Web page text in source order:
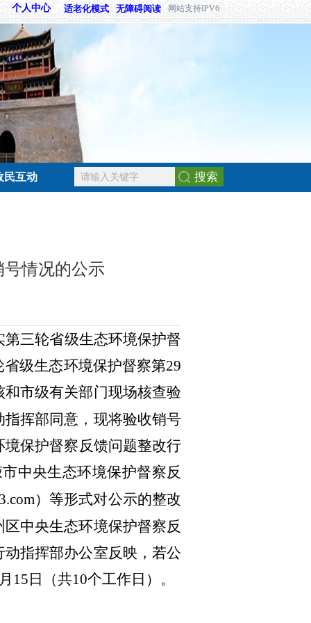
网站支持IPV6
无障碍阅读
适老化模式
个人中心
民互动 搜索
情况的公示
第三轮省级生态环境保护督
省级生态环境保护督察第29
和市级有关部门现场核查验
指挥部同意，现将验收销号
境保护督察反馈问题整改行
中央生态环境保护督察反
）等形式对公示的整改
中央生态环境保护督察反
指挥部办公室反映，若公
日（共10个工作日）。